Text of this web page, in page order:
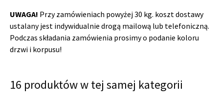
UWAGA! Przy zamówieniach powyżej 30 kg. koszt dostawy
ustalany jest indywidualnie drogą mailową lub telefoniczną.
Podczas składania zamówienia prosimy o podanie koloru
drzwi i korpusu!
16 produktów w tej samej kategorii